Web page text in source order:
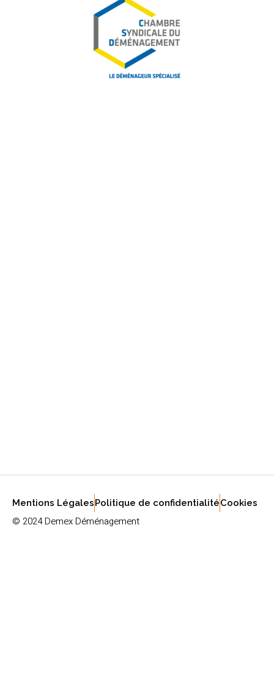
Mentions LégalesPolitique de confidentialitéCookies
© 2024 Demex Déménagement